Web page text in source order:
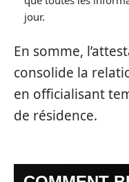
jour.
En somme,
consolide la
en officialisant
de résidence.